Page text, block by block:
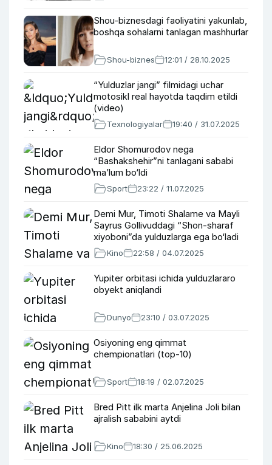
Shou-biznesdagi faoliyatini yakunlab,
boshqa sohalarni tanlagan mashhurlar
Shou-biznes 12:01 / 28.10.2025
“Yulduzlar jangi” filmidagi uchar
motosikl real hayotda taqdim etildi
(video)
Texnologiyalar 19:40 / 31.07.2025
Eldor Shomurodov nega
“Bashakshehir”ni tanlagani sababi
ma’lum bo‘ldi
Sport 23:22 / 11.07.2025
Demi Mur, Timoti Shalame va Mayli
Sayrus Gollivuddagi “Shon-sharaf
xiyoboni”da yulduzlarga ega bo‘ladi
Kino 22:58 / 04.07.2025
Yupiter orbitasi ichida yulduzlararo
obyekt aniqlandi
Dunyo 23:10 / 03.07.2025
Osiyoning eng qimmat
chempionatlari (top-10)
Sport 18:19 / 02.07.2025
Bred Pitt ilk marta Anjelina Joli bilan
ajralish sababini aytdi
Kino 18:30 / 25.06.2025